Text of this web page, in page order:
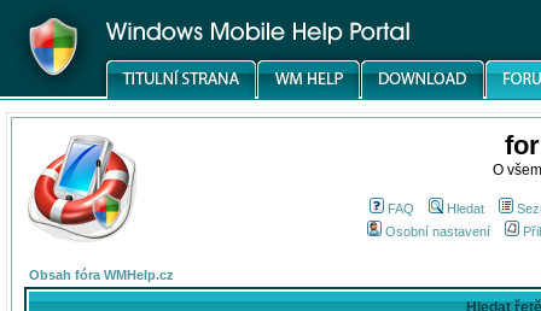
O
FAQ Hledat
Osobní nastavení
Obsah fóra WMHelp.cz
Hledat